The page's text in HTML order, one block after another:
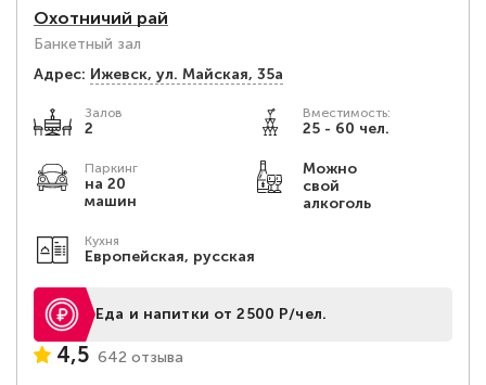
Охотничий рай
Банкетный зал
Адрес: Ижевск, ул. Майская, 35а
Залов
2
Вместимость:
25 - 60 чел.
Паркинг
на 20
машин
Можно
свой
алкоголь
Кухня
Европейская, русская
Еда и напитки от 2500 Р/чел.
4,5 642 отзыва